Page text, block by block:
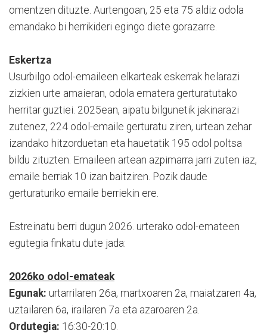
omentzen dituzte. Aurtengoan, 25 eta 75 aldiz odola
emandako bi herrikideri egingo diete gorazarre.
Eskertza
Usurbilgo odol-emaileen elkarteak eskerrak helarazi
zizkien urte amaieran, odola ematera gerturatutako
herritar guztiei. 2025ean, aipatu bilgunetik jakinarazi
zutenez, 224 odol-emaile gerturatu ziren, urtean zehar
izandako hitzorduetan eta hauetatik 195 odol poltsa
bildu zituzten. Emaileen artean azpimarra jarri zuten iaz,
emaile berriak 10 izan baitziren. Pozik daude
gerturaturiko emaile berriekin ere.
Estreinatu berri dugun 2026. urterako odol-emateen
egutegia finkatu dute jada:
2026ko odol-emateak
Egunak: urtarrilaren 26a, martxoaren 2a, maiatzaren 4a,
uztailaren 6a, irailaren 7a eta azaroaren 2a.
Ordutegia: 16:30-20:10.